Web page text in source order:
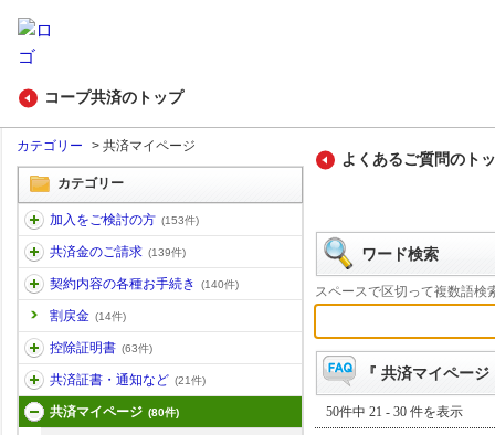
コープ共済のトップ
カテゴリー > 共済マイページ
カテゴリー
加入をご検討の方 (153件)
共済金のご請求 (139件)
契約内容の各種お手続き (140件)
割戻金 (14件)
控除証明書 (63件)
共済証書・通知など (21件)
共済マイページ (80件)
よくあるご質問のト
ワード検索
スペースで区切って複数語検
『 共済マイペー
50件中 21 - 30 件を表示